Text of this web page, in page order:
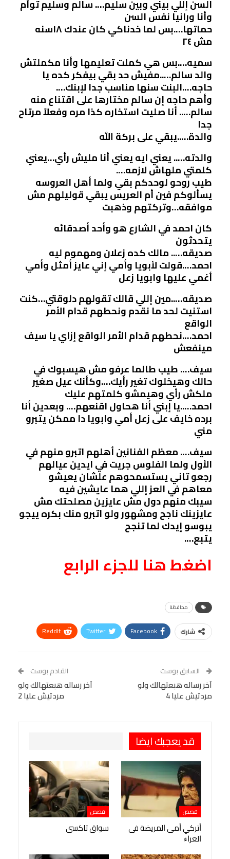
السن إللي بيني وبين سليم…. سالم وسليم توأم
وأنا ورانيا نفس السن
حماتها….بس لما خدناكي كان عندك ١٨سنه
مش ٢٤
سميه….بس هي كملت تعليمها وأنا مكملتش
والد سالم…..مفيش حد بقي بيفكر كده يا
حاجه….البنت سنها مناسب جدا لإبنك….
وأهم حاجه إن سالم مختارها على اقتناع منه
سالم….. أنا صليت استخاره كذا مره وفعلاً مرتاح
جدا
والدة…..يبقي على بركة الله
والدته….. يعني ايه يعني أنا مليش رأي…يعني
كلمتي ملهاش لازمه….
طيب روحو لوحدكم بقي ولما أهل العروسه
يسألوكم فين أم العريس يبقي قوليلهم مش
موافقه…وتركتهم وذهبت
كان احمد في الشارع هو وأحد أصدقائه
يتحدثون
صديقه….. مالك كده زعلان ومهموم ليه
احمد….قولت لأبويا وأمي إني عايز أمثل وأمي
أغمي عليها وابويا زعل
صديقه…..مين إللي قالك تقولهم دلوقتي…كنت
استنيت لحد ما نقدم ونحطهم قدام الأمر
الواقع
احمد….نحطهم قدام الأمر الواقع إزاي يا سيف
مينفعش
سيف…. طيب طالما عرفو مش هيسبوك في
حالك وهيخلوك تغير رأيك….وكأنك عيل صغير
ملكش رأي وهيمشو كلمتهم عليك
احمد…..يا إبني أنا هحاول اقنعهم…. وبعدين أنا
برده خايف على زعل أمي وابويا دا ممكن يتبرو
مني
سيف…. معظم الفنانين أهلهم اتبرو منهم في
الأول ولما الفلوس جريت في ايدين عيالهم
رجعو تاني يستسمحوهم علشان يعيشو
معاهم في العز إللي هما عايشين فيه
سيبك منهم دول مش عايزين مصلحتك مش
عايزينك ناجح ومشهور ولو اتبرو منك بكره ييجو
يبوسو إيدك لما تنجح
يتبع….
اضغط هنا للجزء الرابع
محافظة
شارك Facebook
Twitter
ReddIt
البريد الإلكتروني
VK
Digg
Viber
السابق بوست
آخر رساله هبعتهالك ولو
مردتيش عليا 4
القادم بوست
آخر رساله هبعتهالك ولو
مردتيش عليا 2
قد يعجبك ايضا
قصص
ﺃﺗﺮﻛﻲ ﺃﻣﻰ ﺍﻟﻤﺮﻳﻀﺔ ﻓﻰ
ﺍﻟﻌﺮﺍﺀ
قصص
سواق تاكسى